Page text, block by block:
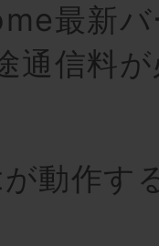
最新バ
通信料
動作す